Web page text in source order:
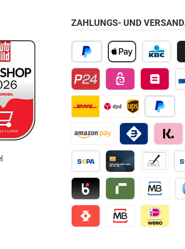
ZAHLUNGS- UND
PayPal Apple PayKBC/CBC
Przelewy24 Belfius Direct
Später
Amazon Pay Bancomat Pay
Klarna
Vorkasse / Überweisung
Kreditkarte
Blik Multibanco